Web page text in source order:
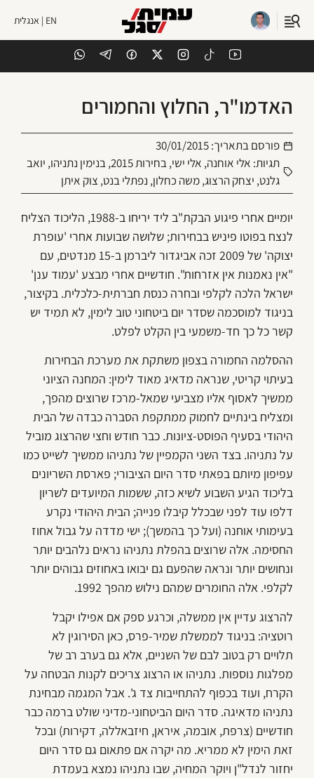
EN | אנגלית
האדמו"ר, החלוץ והחמורים
פורסם בתאריך:30/01/2015
תגיות: אלי אוחנה, אלי ישי,בחירות 2015 ,בנימין נתניהו, יואב
גלנט, יצחק הרצוג,משה כחלון, נפתלי בנט, צוק איתן
יומיים אחרי פיגוע הבקת"ב ליד יריחו ב-1988, הליכוד הצליח
לנצח בפוטו פיניש בבחירות; שלושה שבועות אחרי 'עופרת
יצוקה' של 2009 זכה אביגדור ליברמן ב-15 מנדטים, עם
"אין נאמנות אין אזרחות". חודשיים אחרי מבצע 'עמוד ענן'
ישראל הלכה לקלפי ובחרה כנסת חברתית-כלכלית. בקיצור,
בניגוד למוסכמה שסדר יום ביטחוני טוב לימין, לא תמיד יש
קשר כל כך חד-משמעי בין הקלט לפלט.
ההסלמה החמורה בצפון משתקת את מערכת הבחירות
בעיתוי קריטי, שנראה מדאיג מאוד לימין: המחנה הציוני
ממשיך לאסוף אליו מצביעי שמאל-מרכז שרוצים מהפך,
ומצליח בינתיים לחמוק ממתקפת הסברה כבדה של הבית
היהודי בסעיף הפוסט-ציונות. כבר חודש וחצי שהרצוג מוביל
על נתניהו. בצד השני הקמפיין של נתניהו ממשיך לשייט כמו
עפיפון מיותם בפאתי סדר היום הציבורי; פארסת השריונים
בליכוד הגיע השבוע לשיא כזה, ששמות המיועדים לשריון
דלפו עוד לפני שבכלל קיבלו פנייה; הבית היהודי נקרע
בעימותי אוחנה (ועל כך בהמשך); ישי מדדה על גבול אחוז
החסימה. אלה שרוצים בהפלת נתניהו נראים נלהבים יותר
ונחושים יותר ונראה שהפעם גם יבואו באחוזים גבוהים יותר
לקלפי. אלה החומרים שמהם נילוש מהפך 1992.
להרצוג עדיין אין ממשלה, וכרגע ספק אם אפילו יקבל
רוטציה: בניגוד לממשלת שמיר-פרס, כאן הסירוגין לא
תלויים רק בטוב לבם של השניים, אלא גם בערב רב של
מפלגות נוספות. נתניהו או הרצוג צריכים לקנות הבטחה על
הקרח, ועוד בכפוף להתחייבות צד ג'. אבל המגמה מבחינת
נתניהו מדאיגה. סדר היום הביטחוני-מדיני שולט ברמה כבר
חודשיים (צרפת, אובמה, איראן, חיזבאללה, דקירות) ובכל
זאת הימין לא ממריא. מה יקרה אם פתאום גם סדר היום
יחזור לנדל"ן ויוקר המחיה, שבו נתניהו נמצא בעמדת